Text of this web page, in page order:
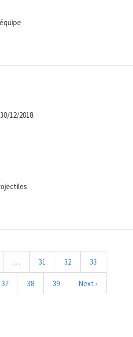
12/2018.
… Page
31 Page
32 Page
33
Page
37 Page
38 Page
39
Page
suivante
Next ›